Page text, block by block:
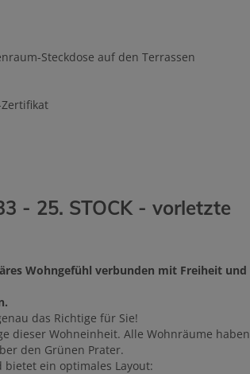
Steckdose auf den Terrassen
- 25. STOCK - vorletzte
Wohngefühl verbunden mit Freiheit und
das Richtige für Sie!
dieser Wohneinheit. Alle Wohnräume haben
den Grünen Prater.
bietet ein optimales Layout: